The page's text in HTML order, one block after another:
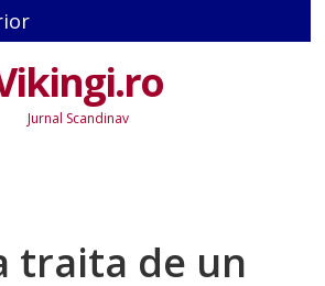
Jurnal Scandinav
traita de un